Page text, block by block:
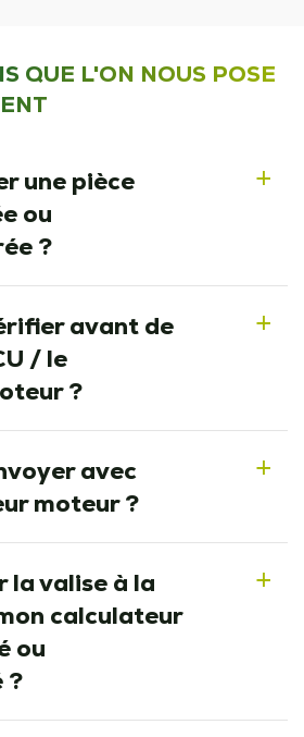
QUE L'ON NOUS POSE
a
une pièce
ou
?
a
avant de
/ le
?
a
avec
moteur ?
a
la valise à la
calculateur
ou
?